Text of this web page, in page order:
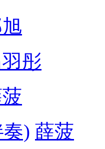
彤
) 薛菠